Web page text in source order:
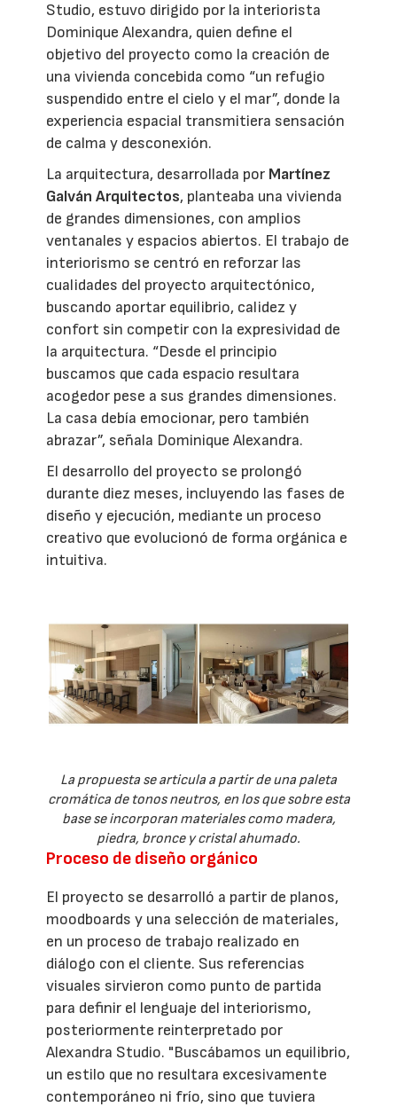
Studio, estuvo dirigido por la interiorista
Dominique Alexandra, quien define el
objetivo del proyecto como la creación de
una vivienda concebida como “un refugio
suspendido entre el cielo y el mar”, donde la
experiencia espacial transmitiera sensación
de calma y desconexión.
La arquitectura, desarrollada por Martínez
Galván Arquitectos, planteaba una vivienda
de grandes dimensiones, con amplios
ventanales y espacios abiertos. El trabajo de
interiorismo se centró en reforzar las
cualidades del proyecto arquitectónico,
buscando aportar equilibrio, calidez y
confort sin competir con la expresividad de
la arquitectura. “Desde el principio
buscamos que cada espacio resultara
acogedor pese a sus grandes dimensiones.
La casa debía emocionar, pero también
abrazar”, señala Dominique Alexandra.
El desarrollo del proyecto se prolongó
durante diez meses, incluyendo las fases de
diseño y ejecución, mediante un proceso
creativo que evolucionó de forma orgánica e
intuitiva.
La propuesta se articula a partir de una paleta
cromática de tonos neutros, en los que sobre esta
base se incorporan materiales como madera,
piedra, bronce y cristal ahumado.
Proceso de diseño orgánico
El proyecto se desarrolló a partir de planos,
moodboards y una selección de materiales,
en un proceso de trabajo realizado en
diálogo con el cliente. Sus referencias
visuales sirvieron como punto de partida
para definir el lenguaje del interiorismo,
posteriormente reinterpretado por
Alexandra Studio. "Buscábamos un equilibrio,
un estilo que no resultara excesivamente
contemporáneo ni frío, sino que tuviera